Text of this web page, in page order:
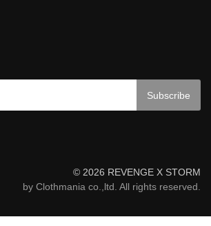
© 2026 REVENGE X STORM
by Clothmania co.,ltd. All rights reserved.